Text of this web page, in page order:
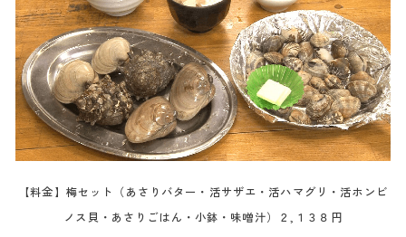
【料金】梅セット（あさりバター・活サザエ・活ハマグリ・活ホンビ
ノス貝・あさりごはん・小鉢・味噌汁）２,１３８円